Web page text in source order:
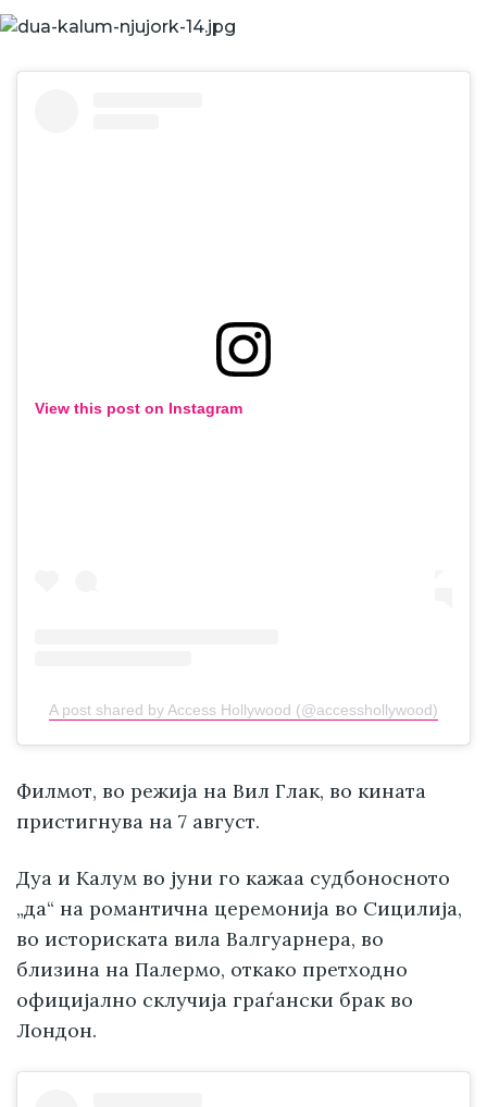
View this post on Instagram
A post shared by Access Hollywood (@accesshollywood)
Филмот, во режија на Вил Глак, во кината
пристигнува на 7 август.
Дуа и Калум во јуни го кажаа судбоносното
„да“ на романтична церемонија во Сицилија,
во историската вила Валгуарнера, во
близина на Палермо, откако претходно
официјално склучија граѓански брак во
Лондон.